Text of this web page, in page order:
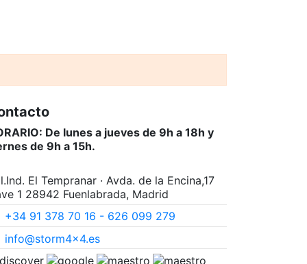
De lunes a jueves de 9h a 18h y
de 9h a 15h.
El Tempranar · Avda. de la Encina,17
1 28942 Fuenlabrada, Madrid
+34 91 378 70 16 - 626 099 279
info@storm4x4.es